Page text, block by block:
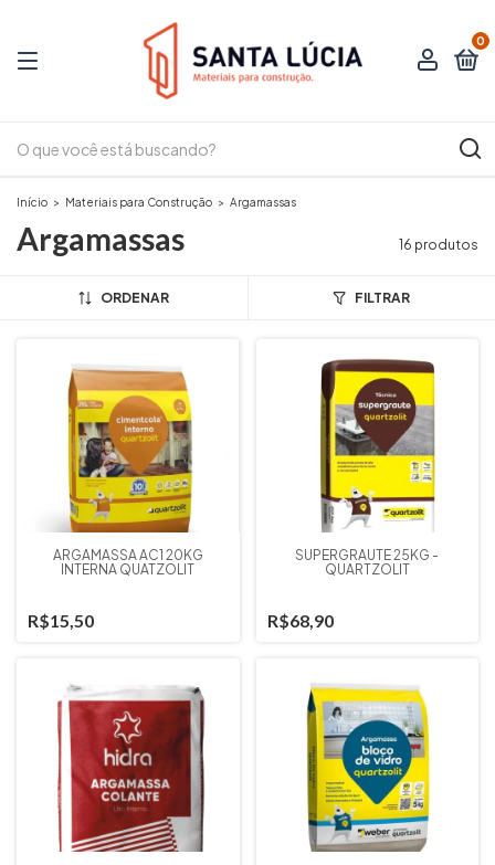
0
Início > Materiais para Construção > Argamassas
Argamassas 16 produtos
ORDENAR FILTRAR
ARGAMASSA AC1 20KG
INTERNA QUATZOLIT
R$15,50
SUPERGRAUTE 25KG -
QUARTZOLIT
R$68,90